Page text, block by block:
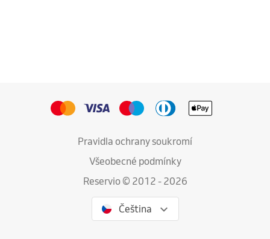
Pravidla ochrany soukromí
Všeobecné podmínky
Reservio © 2012 - 2026
Čeština